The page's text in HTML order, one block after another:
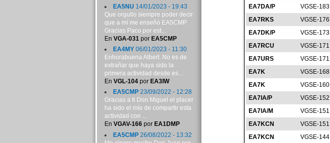
EA7DA/P
VGSE-183
EA7RKS
VGSE-176
EA7DK/P
VGSE-173
EA7RCU
VGSE-171
EA7URS
VGSE-171
EA7K
VGSE-168
EA7K
VGSE-160
EA7IA/P
VGSE-152
EA7IA/M
VGSE-151
EA7KCN
VGSE-151
EA7KCN
VGSE-144
EA5NU 14/01/2023 - 19:43
Que orgullo siempre poder decir
que a mí me enseñó EA5CMP.
Gracias Paco por est...
En VGA-031 por EA5CMP
EA4MY06/01/2023 - 11:30
Enhorabuena Albert. No es de
extrañar que haya sido la
primera actividad desde es...
En VGL-104por EA3IW
EA5CMP23/09/2022 - 12:28
Gracias a ti Don Miguel el placer
ha sido el mío de compartir esta
actividad con ...
En VGAV-166por EA1DMP
EA5CMP26/08/2022 - 13:32